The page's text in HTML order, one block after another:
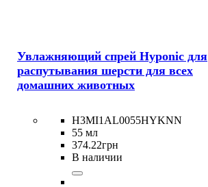
Увлажняющий спрей Hyponic для
распутывания шерсти для всех
домашних животных
H3MI1AL0055HYKNN
55 мл
374.22грн
В наличии